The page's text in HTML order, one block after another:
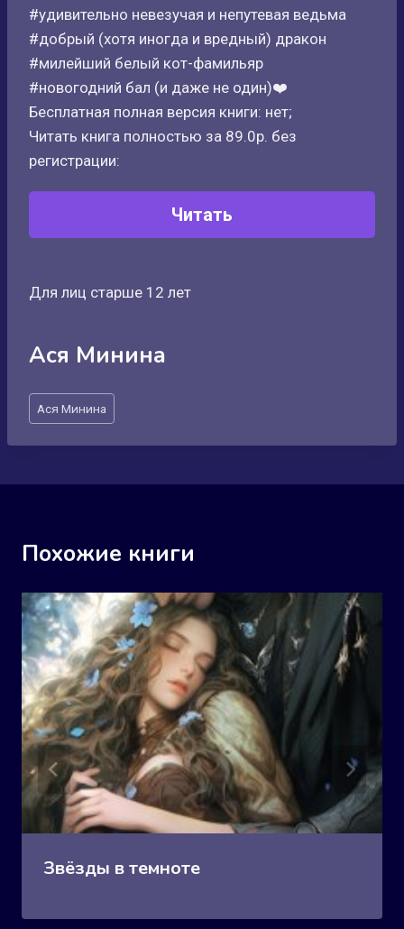
#удивительно невезучая и непутевая ведьма
#добрый (хотя иногда и вредный) дракон
#милейший белый кот-фамильяр
#новогодний бал (и даже не один)‍❤️‍
Бесплатная полная версия книги: нет;
Читать книга полностью за 89.0р. без
регистрации:
Читать
Для лиц старше 12 лет
Ася Минина
Метки
записи:
Ася Минина
Похожие книги
Звёзды в темноте